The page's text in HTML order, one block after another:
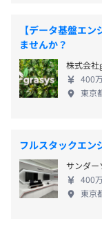
【開発環境】
言語：Java、
PHP、
DB：SQLServer
OS：Windows
◆頑張りがしっ
会社の業績向上
昇給制度あり。
保険）
の個性を尊重
を大切にしてい
内委員会があり
どのイベントを
ミュニケーシ
ワークライフバ
【データ基盤エ
ませんか？
株式会社
400
東京
フルスタックエン
サンダー
400
東京